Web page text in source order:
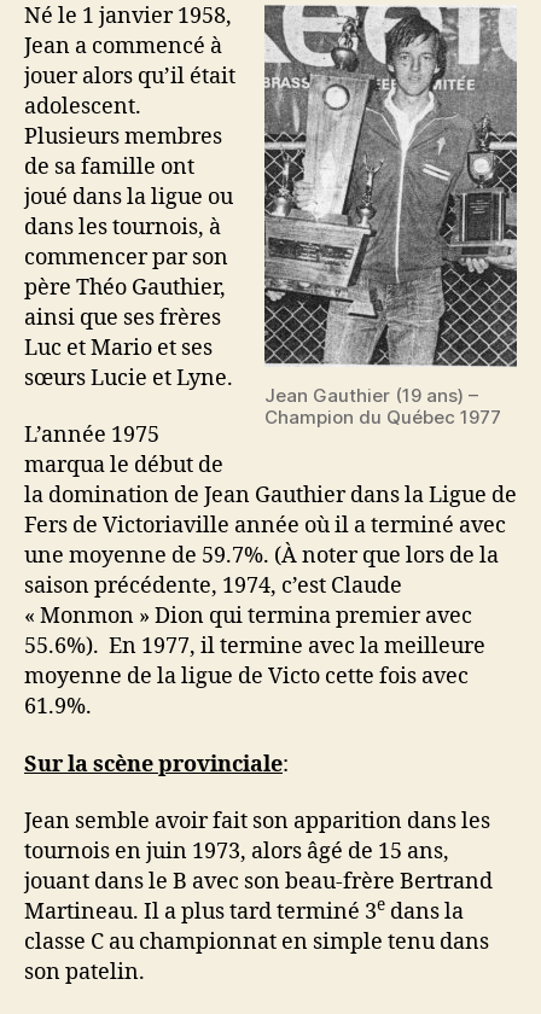
Jean Gauthier (19 ans) –
Champion du Québec 1977
Né le 1 janvier 1958,
Jean a commencé à
jouer alors qu’il était
adolescent.
Plusieurs membres
de sa famille ont
joué dans la ligue ou
dans les tournois, à
commencer par son
père Théo Gauthier,
ainsi que ses frères
Luc et Mario et ses
sœurs Lucie et Lyne.
L’année 1975
marqua le début de
la domination de Jean Gauthier dans la Ligue de
Fers de Victoriaville année où il a terminé avec
une moyenne de 59.7%. (À noter que lors de la
saison précédente, 1974, c’est Claude
« Monmon » Dion qui termina premier avec
55.6%). En 1977, il termine avec la meilleure
moyenne de la ligue de Victo cette fois avec
61.9%.
Sur la scène provinciale:
Jean semble avoir fait son apparition dans les
tournois en juin 1973, alors âgé de 15 ans,
jouant dans le B avec son beau-frère Bertrand
Martineau. Il a plus tard terminé 3e dans la
classe C au championnat en simple tenu dans
son patelin.